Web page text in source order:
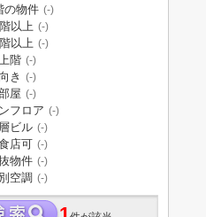
の物件 (-)
以上 (-)
以上 (-)
階 (-)
き (-)
屋 (-)
フロア (-)
ビル (-)
店可 (-)
物件 (-)
空調 (-)